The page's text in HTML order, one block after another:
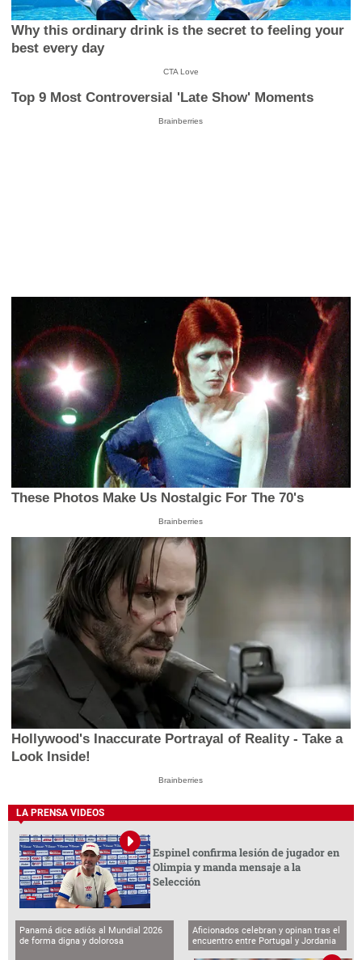
Why this ordinary drink is the secret to feeling your
best every day
CTA Love
Top 9 Most Controversial 'Late Show' Moments
Brainberries
These Photos Make Us Nostalgic For The 70's
Brainberries
Hollywood's Inaccurate Portrayal of Reality - Take a
Look Inside!
Brainberries
LA PRENSA VIDEOS
Espinel confirma lesión de jugador en
Olimpia y manda mensaje a la
Selección
Panamá dice adiós al Mundial 2026
de forma digna y dolorosa
Aficionados celebran y opinan tras el
encuentro entre Portugal y Jordania